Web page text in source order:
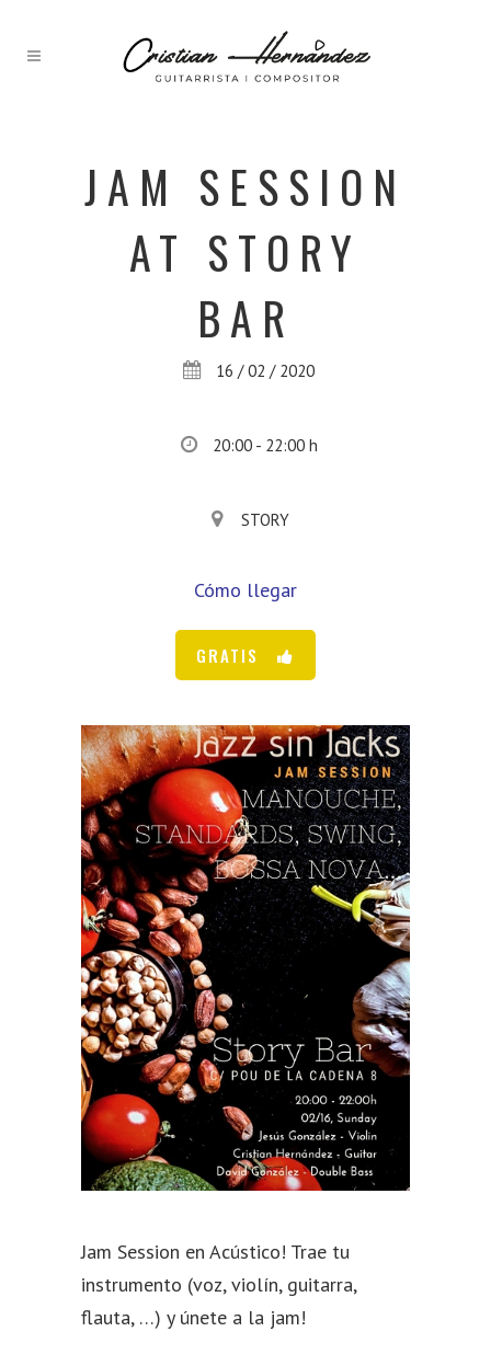
JAM SESSION
AT STORY
BAR
16 / 02 / 2020
20:00 - 22:00 h
STORY
Cómo llegar
GRATIS
Jam Session en Acústico! Trae tu
instrumento (voz, violín, guitarra,
flauta, …) y únete a la jam!